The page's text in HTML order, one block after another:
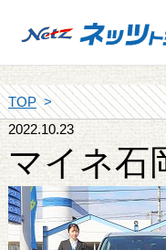
TOP
2022.10.23
マイネ石